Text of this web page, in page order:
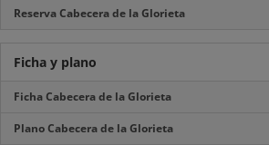
Reserva Cabecera de la Glorieta
Ficha y plano
Ficha Cabecera de la Glorieta
Plano Cabecera de la Glorieta